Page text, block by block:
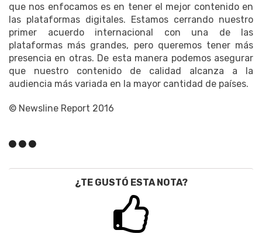
que nos enfocamos es en tener el mejor contenido en
las plataformas digitales. Estamos cerrando nuestro
primer acuerdo internacional con una de las
plataformas más grandes, pero queremos tener más
presencia en otras. De esta manera podemos asegurar
que nuestro contenido de calidad alcanza a la
audiencia más variada en la mayor cantidad de países.
© Newsline Report 2016
¿TE GUSTÓ ESTA NOTA?